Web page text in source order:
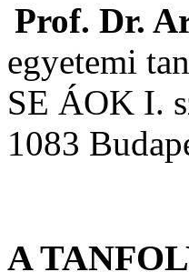
Prof. Dr.
egyetemi
SE ÁOK I.
1083
A